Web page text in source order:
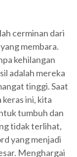
cerminan dari
membara.
kehilangan
adalah mereka
tinggi. Saat
ini, kita
tumbuh dan
tidak terlihat,
yang menjadi
Menghargai